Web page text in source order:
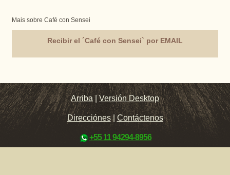
Mais sobre Café con Sensei
Recibir el ´Café con Sensei` por EMAIL
Arriba |Versión Desktop
Direcciónes| Contáctenos
+55 11 94294-8956